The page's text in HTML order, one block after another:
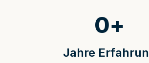
Jahre
0+